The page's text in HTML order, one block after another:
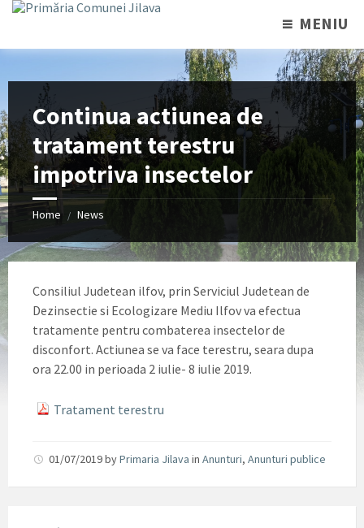
MENIU
Continua actiunea de
tratament terestru
impotriva insectelor
Home / News
Consiliul Judetean ilfov, prin Serviciul Judetean de
Dezinsectie si Ecologizare Mediu Ilfov va efectua
tratamente pentru combaterea insectelor de
disconfort. Actiunea se va face terestru, seara dupa
ora 22.00 in perioada 2 iulie- 8 iulie 2019.
Tratament terestru
01/07/2019byPrimaria Jilava in Anunturi, Anunturi publice